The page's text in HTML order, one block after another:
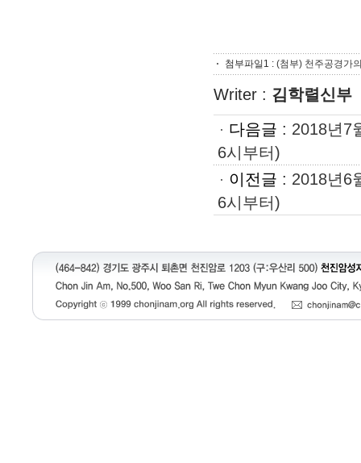
첨부파일1 : (첨부) 천주공경가
Writer : 김학렬신부
다음글 : 2018년7
6시부터)
이전글 : 2018년6
6시부터)